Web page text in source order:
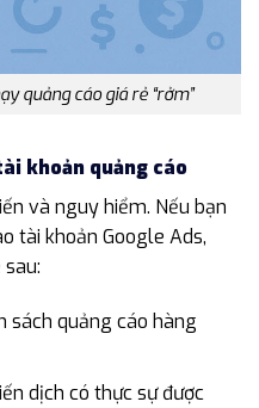
quảng cáo giá rẻ “rởm”
khoản quảng cáo
và nguy hiểm. Nếu bạn
tài khoản Google Ads,
sách quảng cáo hàng
dịch có thực sự được